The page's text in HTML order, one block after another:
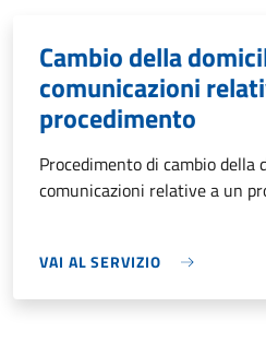
Cambio della
comunicazioni
procedimento
Procedimento di cambio della
comunicazioni relative a un
VAI AL SERVIZIO